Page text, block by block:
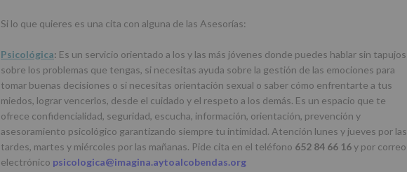
Si lo que quieres es una cita con alguna de las Asesorías:
Psicológica: Es un servicio orientado a los y las más jóvenes donde puedes hablar sin tapujos
sobre los problemas que tengas, si necesitas ayuda sobre la gestión de las emociones para
tomar buenas decisiones o si necesitas orientación sexual o saber cómo enfrentarte a tus
miedos, lograr vencerlos, desde el cuidado y el respeto a los demás. Es un espacio que te
ofrece confidencialidad, seguridad, escucha, información, orientación, prevención y
asesoramiento psicológico garantizando siempre tu intimidad. Atención lunes y jueves por las
tardes, martes y miércoles por las mañanas. Pide cita en el teléfono 652 84 66 16y por correo
electrónico psicologica@imagina.aytoalcobendas.org